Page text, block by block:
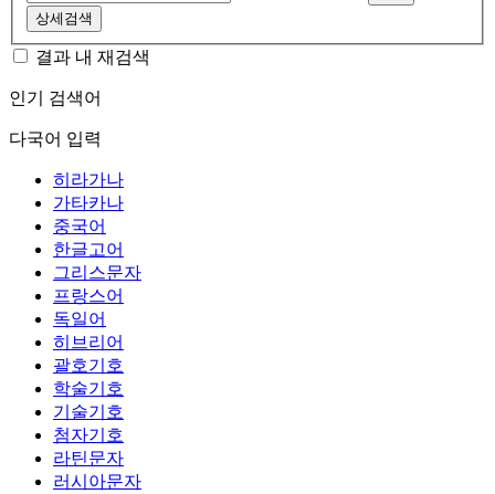
상세검색
결과 내 재검색
인기 검색어
다국어 입력
히라가나
가타카나
중국어
한글고어
그리스문자
프랑스어
독일어
히브리어
괄호기호
학술기호
기술기호
첨자기호
라틴문자
러시아문자